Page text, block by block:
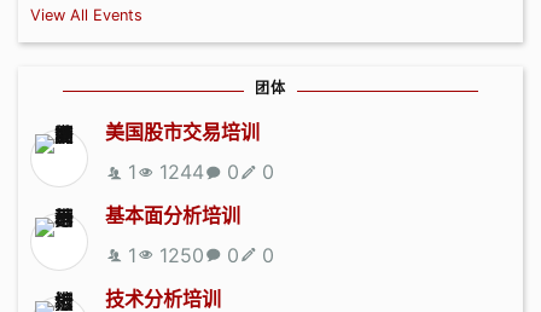
View All Events
团体
美国股市交易培训
1
1244 0
0
基本面分析培训
1
1250 0
0
技术分析培训